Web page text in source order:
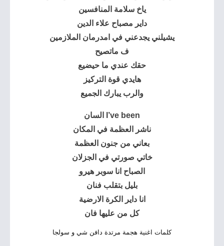
ياخ سلامة المنافسين
داير مصباح علاء الدين
يشيلني يجدعني في امدرمان الملازمين
ف ماتصيح
حقك عندي ما حيضيع
هايدي قوة التركيز
والرب يبارك الجميع
I’ve been السان
ناشر العظمة في المكان
بعاني من جنون العظمة
خاتي صورتي في الجزلان
الصباح انا سوبر هيرو
بليل بتقلب فنان
انا داير الكرة الارضية
كل من عليها فان
كلمات اغنية هجمة مرتدة دافن شي و سولجا